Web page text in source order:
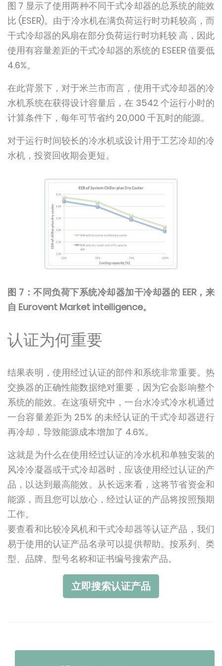
图 7 显示了使用两种不同干式冷却器的总系统的能效
比 (ESER)。由于冷水机在满负荷运行时功耗较高，而
干式冷却器的风扇在部分负荷运行时功耗较 高，因此
使用有容量差距的干式冷却器的系统的 ESEER 值要低
4.6%。
在此背景下，对于米兰市而言，使用干式冷却器的冷
水机系统在获得设计容量后，在 3542 个运行小时的
计算条件下，每年可节省约 20,000 千瓦时的能源。
对于运行时间较长的冷水机或设计用于工艺冷却的冷
水机，投资回收期会更短。
图 7：不同负荷下系统冷却器加干冷却器的 EER，来
自 Eurovent Market intelligence。
认证为何重要
结果表明，使用经过认证的部件和系统非常重要。热
交换器的正确性能数据绝对重要，因为它会影响整个
系统的能效。在这项研究中，一台水冷式冷水机通过
一台容量差距为 25% 的未经认证的干式冷却器进行
再冷却，导致能源成本增加了 4.6%。
这就是为什么在使用经过认证的冷水机和单独安装的
风冷冷凝器或干式冷却器时，应该使用经过认证的产
品，以达到最高能效。从长远来看，这将节省资金和
能源，而且您可以放心，经过认证的产品将按照预期
工作。
要查看和比较冷风机和干式冷却器等认证产品，我们
易于使用的认证产品名录可以提供帮助。按系列、类
型、品牌、型号名称和证书编号搜索产品。
立即搜索认证产品